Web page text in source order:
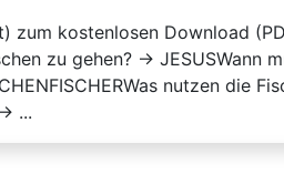
kostenlosen Download
zu gehen? → JESUSWann
nutzen die
...